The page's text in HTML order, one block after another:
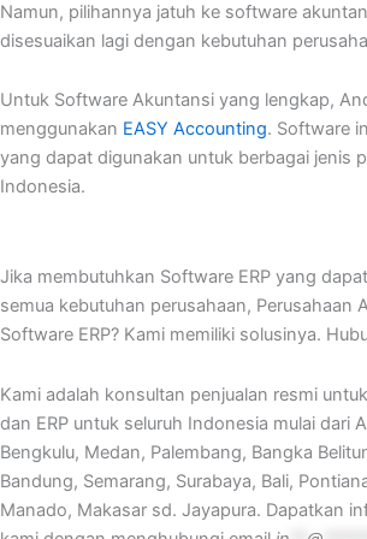
Namun, pilihannya jatuh ke software
disesuaikan lagi dengan kebutuhan
Untuk Software Akuntansi yang lengkap,
menggunakan EASY Accounting. Software
yang dapat digunakan untuk berbagai jenis
Indonesia.
Jika membutuhkan Software ERP yang
semua kebutuhan perusahaan, Perusahaan
Software ERP? Kami memiliki solusinya.
Kami adalah konsultan penjualan resmi
dan ERP untuk seluruh Indonesia mulai dari
Bengkulu, Medan, Palembang, Bangka
Bandung, Semarang, Surabaya, Bali,
Manado, Makasar sd. Jayapura. Dapatkan